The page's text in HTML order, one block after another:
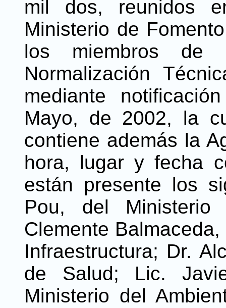
mil dos, reunidos
Ministerio de
los miembros de
Normalización
mediante
Mayo, de 2002, la
contiene además la
hora, lugar y fecha
están presente los
Pou, del Ministerio
Clemente
Infraestructura; Dr.
de Salud; Lic.
Ministerio del